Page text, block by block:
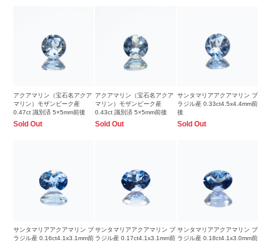
アクアマリン（宝石名アクア
マリン）モザンビーク産
0.47ct 識別済 5×5mm前後
Sold Out
アクアマリン（宝石名アクア
マリン）モザンビーク産
0.43ct 識別済 5×5mm前後
Sold Out
サンタマリアアクアマリン ブ
ラジル産 0.33ct4.5x4.4mm前
後
Sold Out
サンタマリアアクアマリン ブ
ラジル産 0.16ct4.1x3.1mm前
サンタマリアアクアマリン ブ
ラジル産 0.17ct4.1x3.1mm前
サンタマリアアクアマリン ブ
ラジル産 0.18ct4.1x3.0mm前